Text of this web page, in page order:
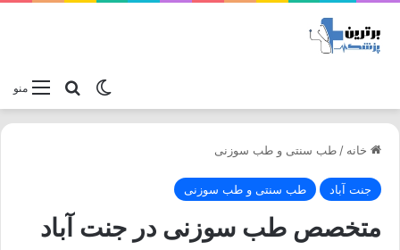
منوجستجو
تغییر پوسته
خانه / طب سنتی و طب سوزنی
جنت آباد طب سنتی و طب سوزنی
متخصص طب سوزنی در جنت آباد